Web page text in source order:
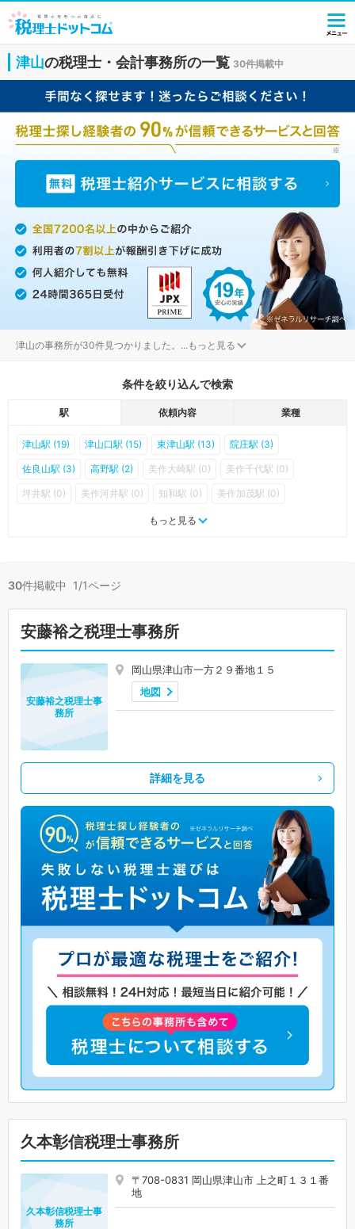
津山の税理士・会計事務所の一覧 30件掲載中
津山の事務所が30件見つかりました。 ...もっと見る
条件を絞り込んで検索
駅 依頼内容 業種
津山駅 (19) 津山口駅 (15) 東津山駅 (13) 院庄駅 (3)
佐良山駅 (3) 高野駅 (2) 美作大崎駅 (0) 美作千代駅 (0)
坪井駅 (0) 美作河井駅 (0) 知和駅 (0) 美作加茂駅 (0)
もっと見る
30件掲載中 1/1ページ
安藤裕之税理士事務所
岡山県津山市一方２９番地１５
地図
安藤裕之税理士事
務所
詳細を見る
久本彰信税理士事務所
〒708-0831 岡山県津山市 上之町１３１番
地
久本彰信税理士事
務所